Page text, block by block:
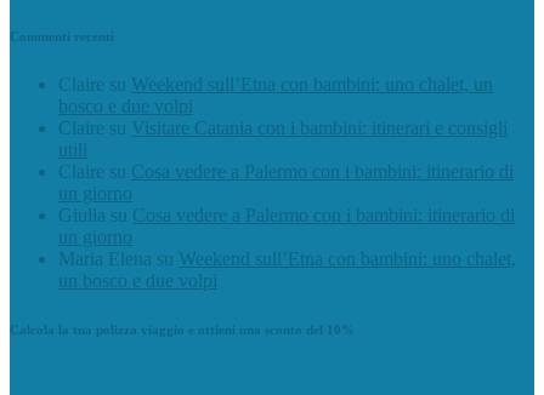
Commenti recenti
Claire su Weekend sull’Etna con bambini: uno chalet, un
bosco e due volpi
Claire su Visitare Catania con i bambini: itinerari e consigli
utili
Claire su Cosa vedere a Palermo con i bambini: itinerario di
un giorno
Giulia su Cosa vedere a Palermo con i bambini: itinerario di
un giorno
Maria Elena su Weekend sull’Etna con bambini: uno chalet,
un bosco e due volpi
Calcola la tua polizza viaggio e ottieni uno sconto del 10%